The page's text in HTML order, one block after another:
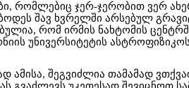
რომლებიც ჯერ-ჯერობით ვერ
შავ ხვრელში არსებულ
რომ ირმის ნახტომის
უნივერსიტეტის
ამისა, შეგვიძლია თამამად